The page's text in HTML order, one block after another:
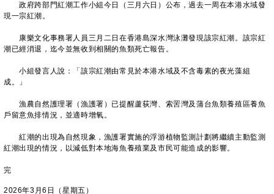
政府跨部門紅潮工作小組今日（三月六日）公布，過去一周在本港水域發
現一宗紅潮。
康樂文化事務署人員三月二日在香港島深水灣泳灘發現該宗紅潮。該宗紅
潮已經消退，迄今並無收到相關的魚類死亡報告。
小組發言人說：「該宗紅潮由常見於本港水域及不含毒素的夜光藻組
成。」
漁農自然護理署（漁護署）已提醒蘆荻灣、索罟灣及蒲台魚類養殖區養魚
戶留意魚排情況，並適時增氧。
紅潮的出現為自然現象，漁護署實施的浮游植物監測計劃將繼續主動監測
紅潮出現的情況，以減低對本地海魚養殖業及市民可能造成的影響。
完
2026年3月6日（星期五）